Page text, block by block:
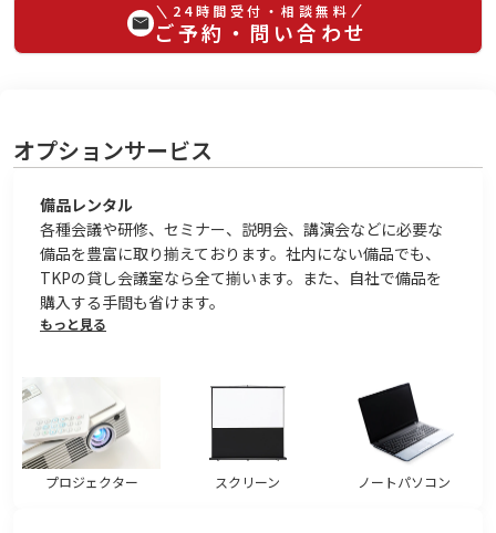
24時間受付・相談無料
ご予約・問い合わせ
オプションサービス
備品レンタル
各種会議や研修、セミナー、説明会、講演会などに必要な
備品を豊富に取り揃えております。社内にない備品でも、
TKPの貸し会議室なら全て揃います。また、自社で備品を
購入する手間も省けます。
もっと見る
プロジェクター スクリーン ノートパソコン